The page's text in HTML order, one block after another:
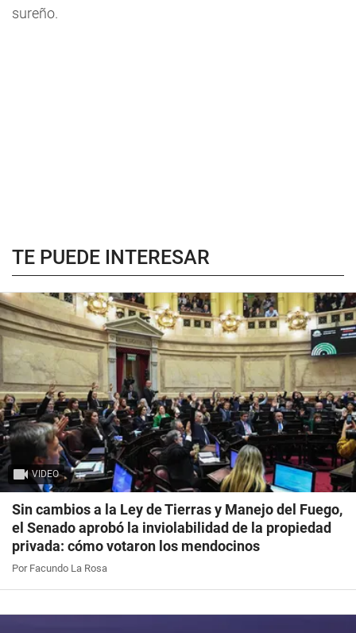
sureño.
TE PUEDE INTERESAR
VIDEO
Sin cambios a la Ley de Tierras y Manejo del Fuego,
el Senado aprobó la inviolabilidad de la propiedad
privada: cómo votaron los mendocinos
Por Facundo La Rosa